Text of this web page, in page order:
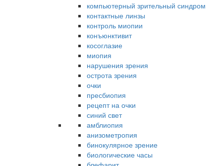
компьютерный зрительный синдром
контактные линзы
контроль миопии
конъюнктивит
косоглазие
миопия
нарушения зрения
острота зрения
очки
пресбиопия
рецепт на очки
синий свет
амблиопия
анизометропия
бинокулярное зрение
биологические часы